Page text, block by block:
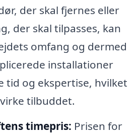
der skal fjernes eller
der skal tilpasses, kan
omfang og dermed
installationer
tid og ekspertise, hvilket
tilbuddet.
timepris: Prisen for